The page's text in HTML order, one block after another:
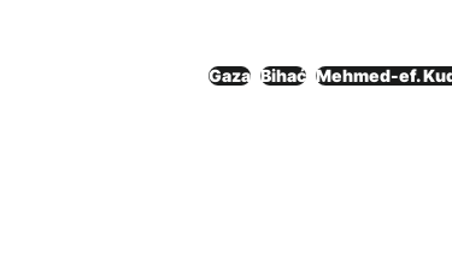
Gaza Bihać Mehmed-ef.